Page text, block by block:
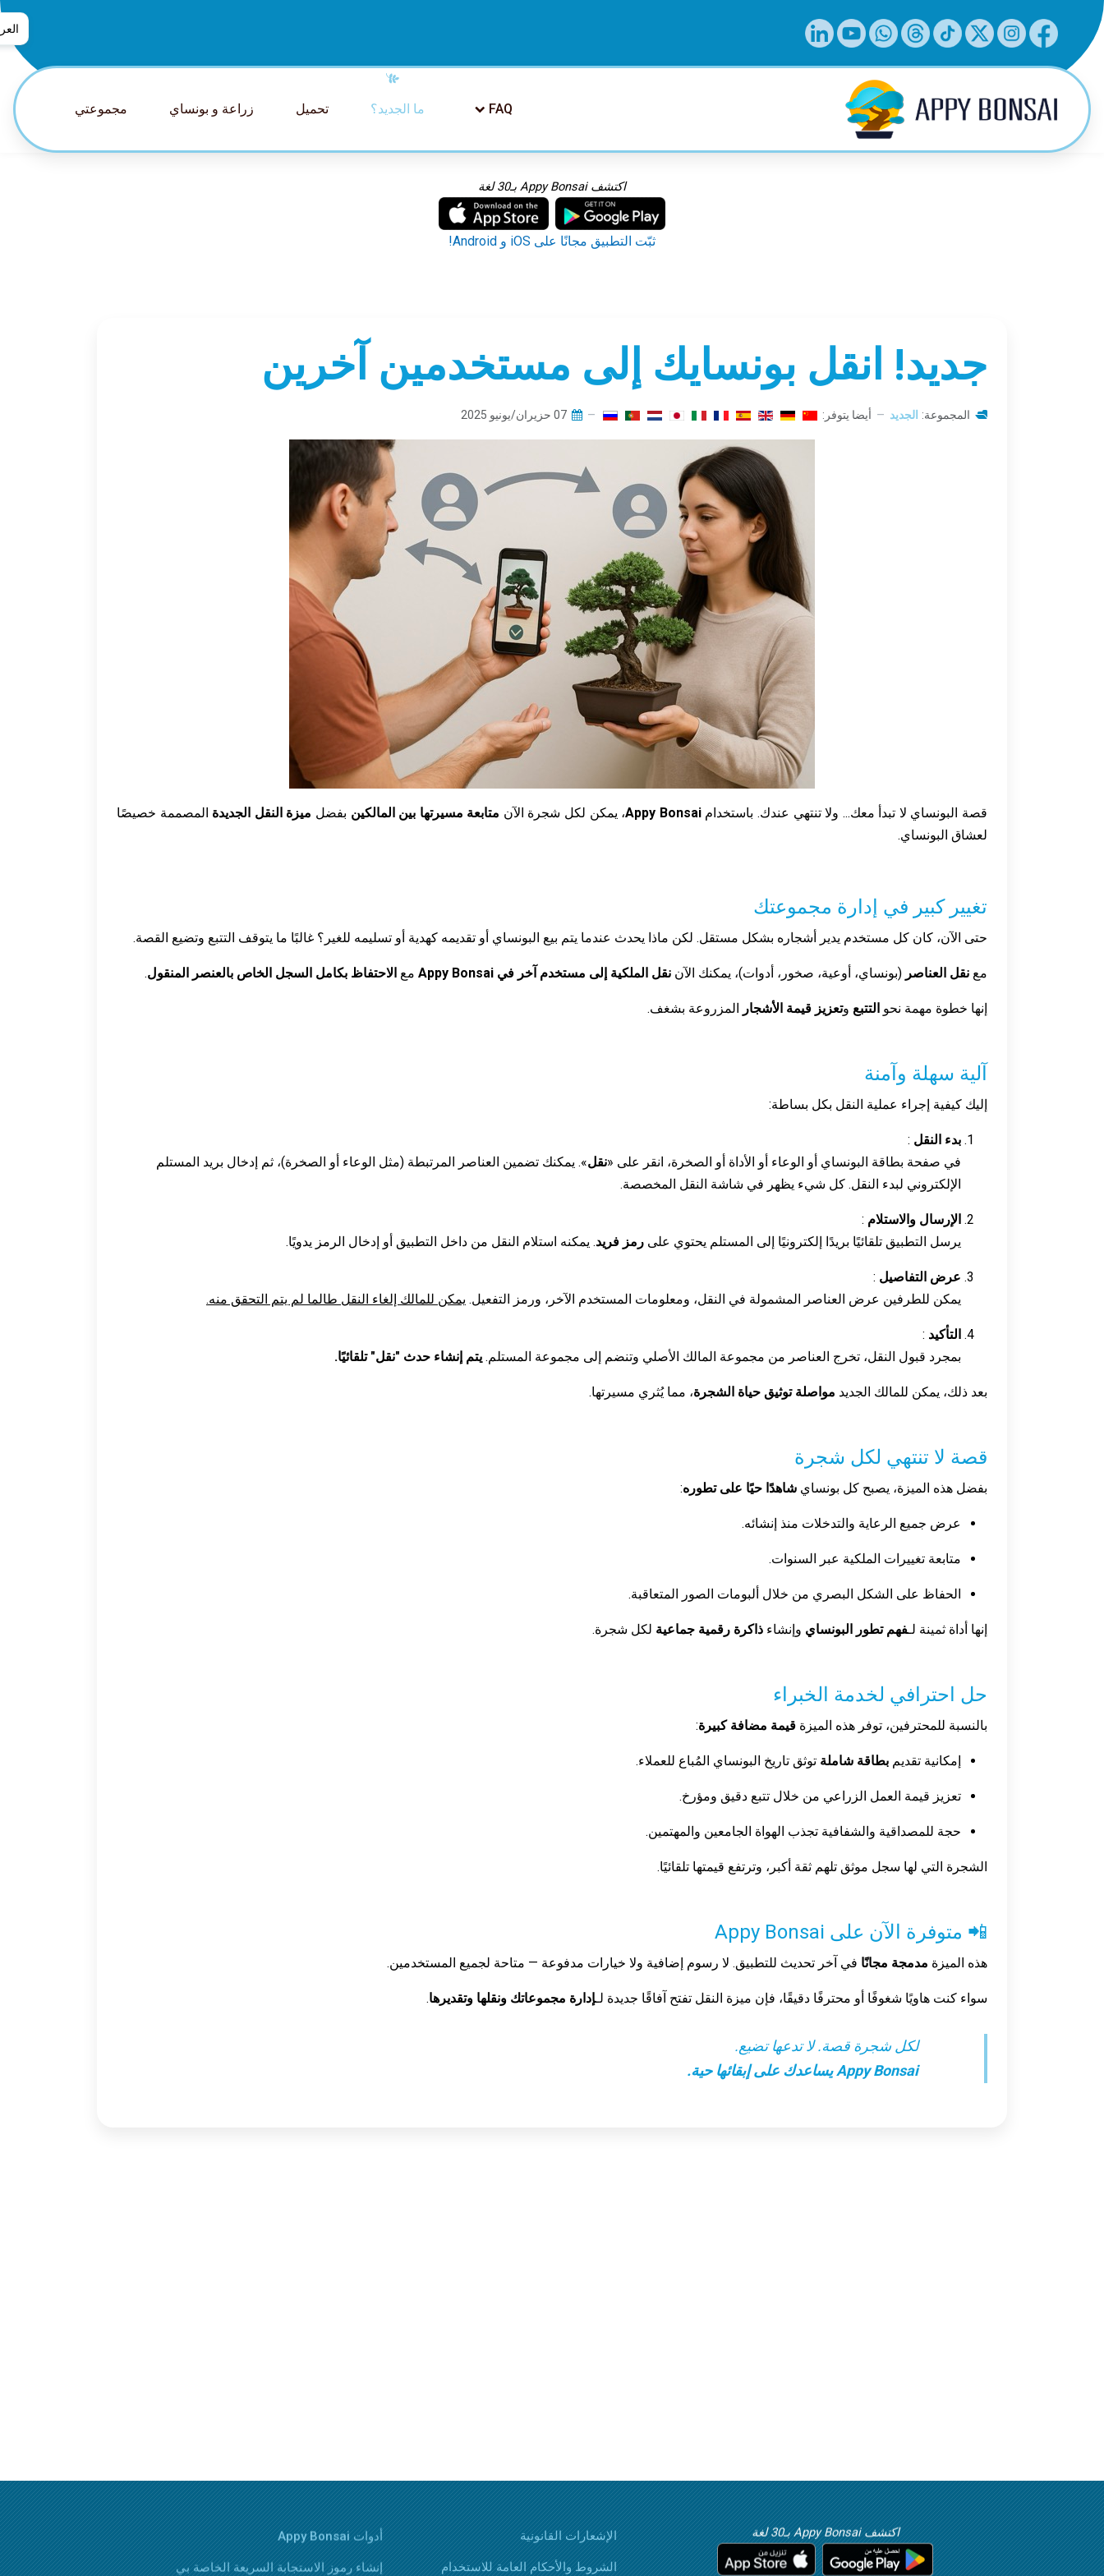
话
FAQ ما الجديد؟ تحميل زراعة و بونساي مجموعتي
اكتشف Appy Bonsai بـ30 لغة
ثبّت التطبيق مجانًا على iOS و Android!
جديد! انقل بونسايك إلى مستخدمين آخرين
المجموعة: الجديد أيضا يتوفر: 07 حزيران/يونيو 2025
قصة البونساي لا تبدأ معك... ولا تنتهي عندك. باستخدامAppy Bonsai، يمكن لكل شجرة الآن متابعة مسيرتها بين المالكين بفضل ميزة النقل الجديدة المصممة خصيصًا
لعشاق البونساي.
تغيير كبير في إدارة مجموعتك
حتى الآن، كان كل مستخدم يدير أشجاره بشكل مستقل. لكن ماذا يحدث عندما يتم بيع البونساي أو تقديمه كهدية أو تسليمه للغير؟ غالبًا ما يتوقف التتبع وتضيع القصة.
مع نقل العناصر (بونساي، أوعية، صخور، أدوات)، يمكنك الآن نقل الملكية إلى مستخدم آخر في Appy Bonsai مع الاحتفاظ بكامل السجل الخاص بالعنصر المنقول.
إنها خطوة مهمة نحو التتبع وتعزيز قيمة الأشجار المزروعة بشغف.
آلية سهلة وآمنة
إليك كيفية إجراء عملية النقل بكل بساطة:
بدء النقل :
في صفحة بطاقة البونساي أو الوعاء أو الأداة أو الصخرة، انقر على «نقل». يمكنك تضمين العناصر المرتبطة (مثل الوعاء أو الصخرة)، ثم إدخال بريد المستلم
الإلكتروني لبدء النقل. كل شيء يظهر في شاشة النقل المخصصة.
الإرسال والاستلام :
يرسل التطبيق تلقائيًا بريدًا إلكترونيًا إلى المستلم يحتوي على رمز فريد. يمكنه استلام النقل من داخل التطبيق أو إدخال الرمز يدويًا.
عرض التفاصيل :
يمكن للطرفين عرض العناصر المشمولة في النقل، ومعلومات المستخدم الآخر، ورمز التفعيل. يمكن للمالك إلغاء النقل طالما لم يتم التحقق منه.
التأكيد :
بمجرد قبول النقل، تخرج العناصر من مجموعة المالك الأصلي وتنضم إلى مجموعة المستلم. يتم إنشاء حدث "نقل" تلقائيًا.
بعد ذلك، يمكن للمالك الجديد مواصلة توثيق حياة الشجرة، مما يُثري مسيرتها.
قصة لا تنتهي لكل شجرة
بفضل هذه الميزة، يصبح كل بونساي شاهدًا حيًا على تطوره:
عرض جميع الرعاية والتدخلات منذ إنشائه.
متابعة تغييرات الملكية عبر السنوات.
الحفاظ على الشكل البصري من خلال ألبومات الصور المتعاقبة.
إنها أداة ثمينة لـفهم تطور البونساي وإنشاء ذاكرة رقمية جماعية لكل شجرة.
حل احترافي لخدمة الخبراء
بالنسبة للمحترفين، توفر هذه الميزة قيمة مضافة كبيرة:
إمكانية تقديم بطاقة شاملة توثق تاريخ البونساي المُباع للعملاء.
تعزيز قيمة العمل الزراعي من خلال تتبع دقيق ومؤرخ.
حجة للمصداقية والشفافية تجذب الهواة الجامعين والمهتمين.
الشجرة التي لها سجل موثق تلهم ثقة أكبر، وترتفع قيمتها تلقائيًا.
📲 متوفرة الآن على Appy Bonsai
هذه الميزة مدمجة مجانًا في آخر تحديث للتطبيق. لا رسوم إضافية ولا خيارات مدفوعة — متاحة لجميع المستخدمين.
سواء كنت هاويًا شغوفًا أو محترفًا دقيقًا، فإن ميزة النقل تفتح آفاقًا جديدة لـإدارة مجموعاتك ونقلها وتقديرها.
لكل شجرة قصة. لا تدعها تضيع.
Appy Bonsai يساعدك على إبقائها حية.
اكتشف Appy Bonsai بـ30 لغة الإشعارات القانونية
الشروط والأحكام العامة للاستخدام
أدوات Appy Bonsai
إنشاء رموز الاستجابة السريعة الخاصة بي